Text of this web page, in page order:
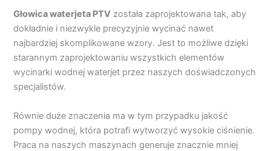
Głowica waterjeta PTV została zaprojektowana tak, aby
dokładnie i niezwykle precyzyjnie wycinać nawet
najbardziej skomplikowane wzory. Jest to możliwe dzięki
starannym zaprojektowaniu wszystkich elementów
wycinarki wodnej waterjet przez naszych doświadczonych
specjalistów.
Równie duże znaczenia ma w tym przypadku jakość
pompy wodnej, która potrafi wytworzyć wysokie ciśnienie.
Praca na naszych maszynach generuje znacznie mniej